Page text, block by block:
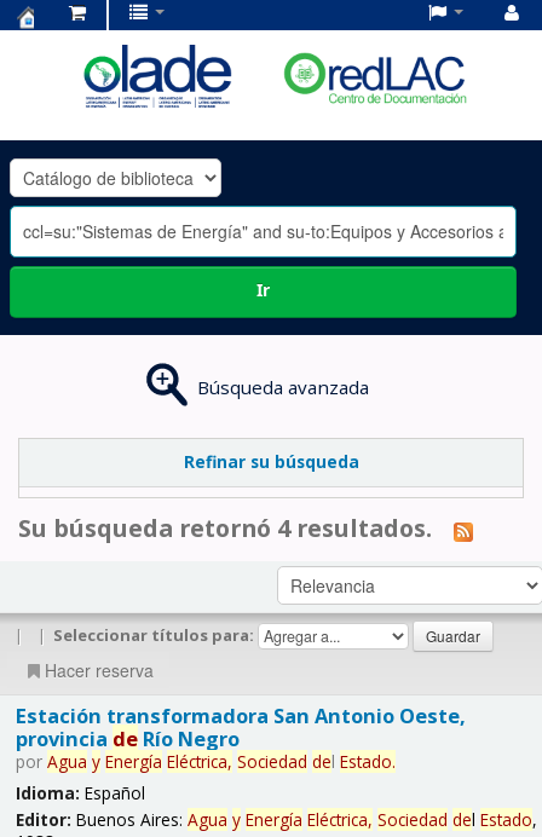
OLADE
-
Ir
Búsqueda avanzada
Refinar su búsqueda
Su búsqueda retornó 4 resultados.
| | Seleccionar títulos para:
Hacer reserva
Estación transformadora San Antonio Oeste,
provincia deRío Negro
por Agua y Energía Eléctrica, Sociedad del Estado.
Idioma: Español
Editor: Buenos Aires: Agua y Energía Eléctrica, Sociedad del Estado,